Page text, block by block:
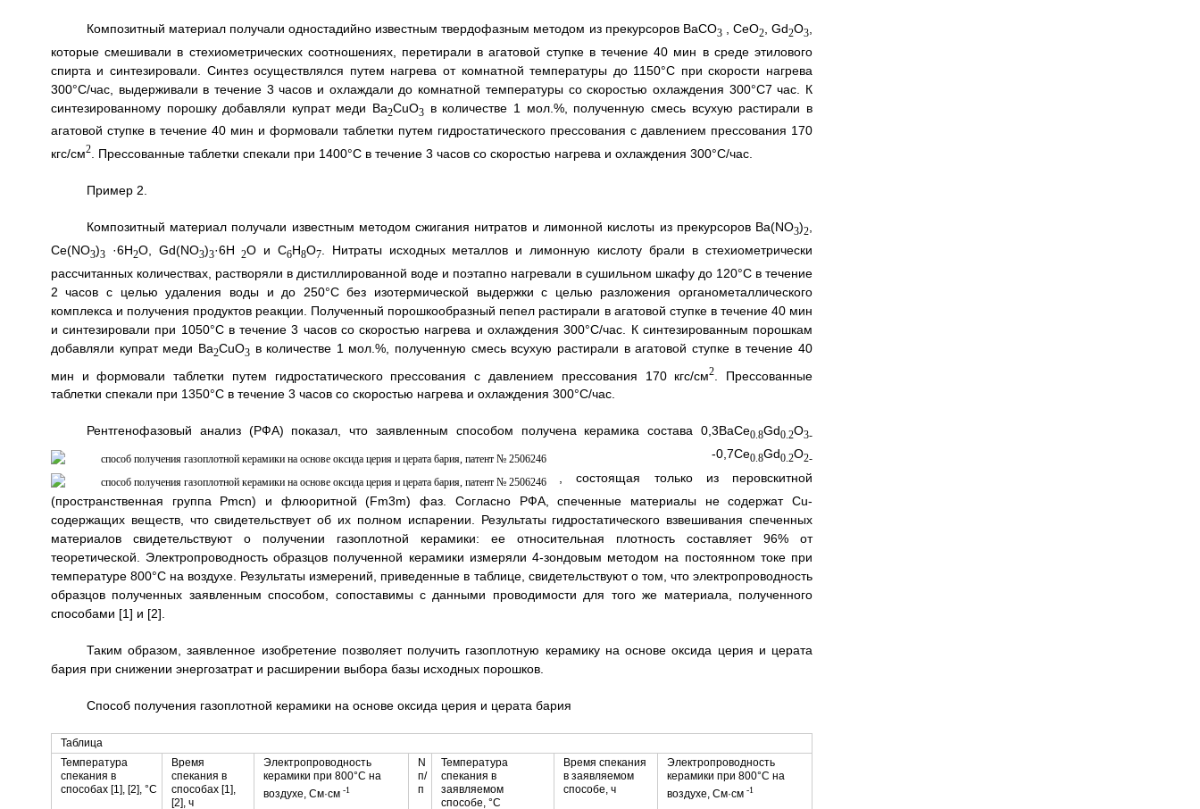
Композитный материал получали одностадийно известным твердофазным методом из прекурсоров BaCO3, CeO2, Gd2O3
которые смешивали в стехиометрических соотношениях, перетирали в агатовой ступке в течение 40 мин в среде этилового
спирта и синтезировали. Синтез осуществлялся путем нагрева от комнатной температуры до 1150°С при скорости нагрева
300°С/час, выдерживали в течение 3 часов и охлаждали до комнатной температуры со скоростью охлаждения 300°С7 час. К
синтезированному порошку добавляли купрат меди Ba2CuO3
в количестве 1 мол.%, полученную смесь всухую растирали в
агатовой ступке в течение 40 мин и формовали таблетки путем гидростатического прессования с давлением прессования 170
кгс/см2. Прессованные таблетки спекали при 1400°С в течение 3 часов со скоростью нагрева и охлаждения 300°С/час.
Пример 2.
Композитный материал получали известным методом сжигания нитратов и лимонной кислоты из прекурсоров Ba(NO3)2
Ce(NO3)3·6H2O, Gd(NO3)3·6H 2O и C6H8O7. Нитраты исходных металлов и лимонную кислоту брали в стехиометрически
рассчитанных количествах, растворяли в дистиллированной воде и поэтапно нагревали в сушильном шкафу до 120°С в течение
2 часов с целью удаления воды и до 250°С без изотермической выдержки с целью разложения органометаллического
комплекса и получения продуктов реакции. Полученный порошкообразный пепел растирали в агатовой ступке в течение 40 мин
и синтезировали при 1050°С в течение 3 часов со скоростью нагрева и охлаждения 300°С/час. К синтезированным порошкам
добавляли купрат меди Ba2CuO3в количестве 1 мол.%, полученную смесь всухую растирали в агатовой ступке в течение 40
мин и формовали таблетки путем гидростатического прессования с давлением прессования 170 кгс/см2
. Прессованные
таблетки спекали при 1350°С в течение 3 часов со скоростью нагрева и охлаждения 300°С/час.
Рентгенофазовый анализ (РФА) показал, что заявленным способом получена керамика состава 0,3BaCe0.8Gd0.2O3-
-0,7Ce0.8Gd0.2O2-
, состоящая только из перовскитной
(пространственная группа Pmcn) и флюоритной (Fm3m) фаз. Согласно РФА, спеченные материалы не содержат Cu-
содержащих веществ, что свидетельствует об их полном испарении. Результаты гидростатического взвешивания спеченных
материалов свидетельствуют о получении газоплотной керамики: ее относительная плотность составляет 96% от
теоретической. Электропроводность образцов полученной керамики измеряли 4-зондовым методом на постоянном токе при
температуре 800°С на воздухе. Результаты измерений, приведенные в таблице, свидетельствуют о том, что электропроводность
образцов полученных заявленным способом, сопоставимы с данными проводимости для того же материала, полученного
способами [1] и [2].
Таким образом, заявленное изобретение позволяет получить газоплотную керамику на основе оксида церия и церата
бария при снижении энергозатрат и расширении выбора базы исходных порошков.
Способ получения газоплотной керамики на основе оксида церия и церата бария
Таблица
Температура
спекания в
способах [1], [2], °С
Время
спекания в
способах [1],
[2], ч
Электропроводность
керамики при 800°С на
воздухе, См·см-1
N
п/
п
Температура
спекания в
заявляемом
способе, °С
Время спекания
в заявляемом
способе, ч
Электропроводность
керамики при 800°С на
воздухе, См·см-1